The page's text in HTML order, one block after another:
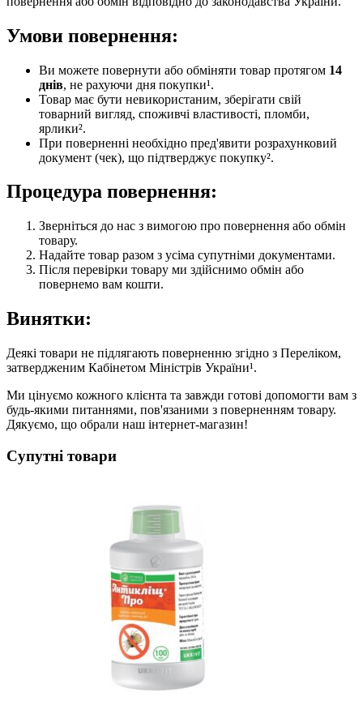
Умови повернення:
Ви можете повернути або обміняти товар протягом 14
днів, не рахуючи дня покупки¹.
Товар має бути невикористаним, зберігати свій
товарний вигляд, споживчі властивості, пломби,
ярлики².
При поверненні необхідно пред'явити розрахунковий
документ (чек), що підтверджує покупку².
Процедура повернення:
Зверніться до нас з вимогою про повернення або обмін
товару.
Надайте товар разом з усіма супутніми документами.
Після перевірки товару ми здійснимо обмін або
повернемо вам кошти.
Винятки:
Деякі товари не підлягають поверненню згідно з Переліком,
затвердженим Кабінетом Міністрів України¹.
Ми цінуємо кожного клієнта та завжди готові допомогти вам з
будь-якими питаннями, пов'язаними з поверненням товару.
Дякуємо, що обрали наш інтернет-магазин!
Супутні товари